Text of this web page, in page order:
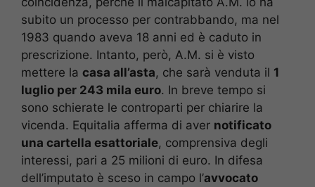
subito un processo per contrabbando, ma nel
1983 quando aveva 18 anni ed è caduto in
prescrizione. Intanto, però, A.M. si è visto
mettere la casa all’asta, che sarà venduta il 1
luglio per 243 mila euro. In breve tempo si
sono schierate le controparti per chiarire la
vicenda. Equitalia afferma di aver notificato
una cartella esattoriale, comprensiva degli
interessi, pari a 25 milioni di euro. In difesa
dell’imputato è sceso in campo l’avvocato